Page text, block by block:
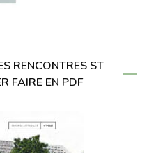
RENCONTRES ST
FAIRE EN PDF